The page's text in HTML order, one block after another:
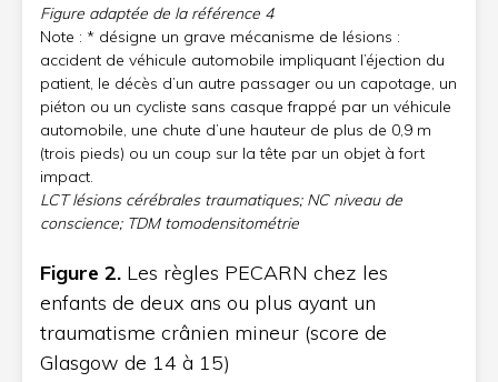
Figure adaptée de la référence 4
Note : * désigne un grave mécanisme de lésions :
accident de véhicule automobile impliquant l’éjection du
patient, le décès d’un autre passager ou un capotage, un
piéton ou un cycliste sans casque frappé par un véhicule
automobile, une chute d’une hauteur de plus de 0,9 m
(trois pieds) ou un coup sur la tête par un objet à fort
impact.
LCT lésions cérébrales traumatiques; NC niveau de
conscience; TDM tomodensitométrie
Figure 2. Les règles PECARN chez les
enfants de deux ans ou plus ayant un
traumatisme crânien mineur (score de
Glasgow de 14 à 15)